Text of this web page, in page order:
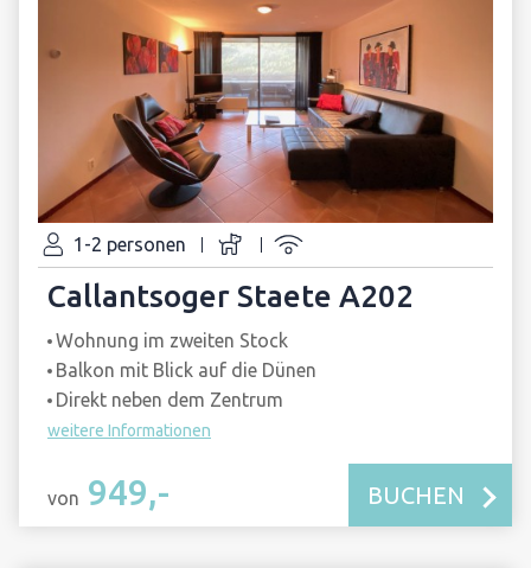
1-2 personen
Callantsoger Staete A202
Wohnung im zweiten Stock
Balkon mit Blick auf die Dünen
Direkt neben dem Zentrum
weitere Informationen
von 949,- BUCHEN